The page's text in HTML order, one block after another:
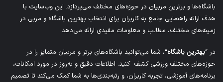
باشگاه‌ها و برترین مربیان در حوزه‌های مختلف می‌پردازد. این وب‌سایت با
هدف ارائه راهنمایی جامع به کاربران برای انتخاب بهترین باشگاه و مربی در
زمینه‌های مختلف، مطالب و معلومات مفیدی ارائه می‌دهد.
در “بهترین باشگاه“، شما می‌توانید باشگاه‌های برتر و مربیان متمایز را در
حوزه‌های مختلف ورزشی کشف کنید. اطلاعات دقیق و به‌روز در مورد امکانات،
برنامه‌های آموزشی، تجربه کاربران، و رتبه‌بندی‌ها به شما کمک می‌کند تا تصمیم